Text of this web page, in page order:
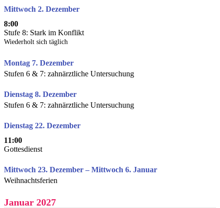
Mittwoch 2. Dezember
8:00
Stufe 8: Stark im Konflikt
Wiederholt sich täglich
Montag 7. Dezember
Stufen 6 & 7: zahnärztliche Untersuchung
Dienstag 8. Dezember
Stufen 6 & 7: zahnärztliche Untersuchung
Dienstag 22. Dezember
11:00
Gottesdienst
Mittwoch 23. Dezember – Mittwoch 6. Januar
Weihnachtsferien
Januar 2027